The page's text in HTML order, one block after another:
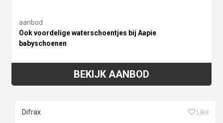
aanbod
Ook voordelige waterschoentjes bij Aapie
babyschoenen
BEKIJK AANBOD
Difrax Like